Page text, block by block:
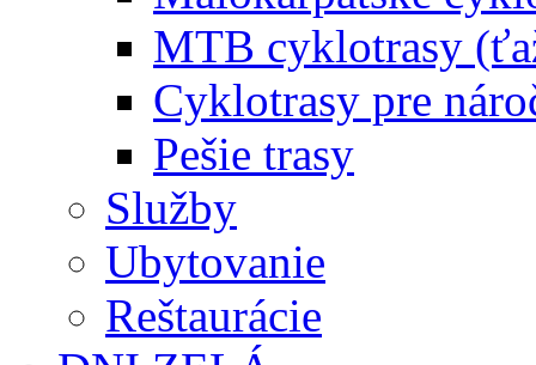
MTB cyklotrasy
Cyklotrasy pre
Pešie trasy
Služby
Ubytovanie
Reštaurácie